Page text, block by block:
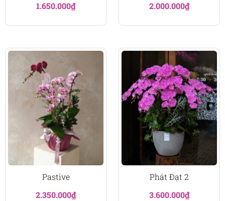
1.650.000₫ 2.000.000₫
Pastive
2.350.000₫
Phát Đạt 2
3.600.000₫